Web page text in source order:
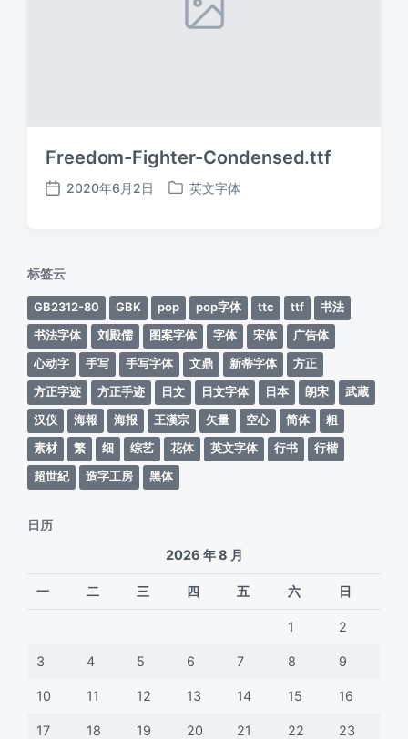
Freedom-Fighter-Condensed.ttf
发
2020年6月2日
发
英文字体
标签云
GB2312-80 GBK pop pop字体 ttc ttf
书法
书法字体
刘殿儒 图案字体 字体 宋体
广告体
心动字
手写 手写字体 文鼎 新蒂字体
方正
方正字迹
方正手迹 日文 日文字体 日本 朗宋
武蔵
汉仪
海報 海报 王漢宗 矢量 空心 简体
粗
素材
繁 细 综艺 花体 英文字体 行书
行楷
超世紀
造字工房 黑体
日历
2026 年 8 月
一 二 三 四 五 六 日
1 2
3 4 5 6 7 8 9
10 11 12 13 14 15 16
17 18 19 20 21 22 23